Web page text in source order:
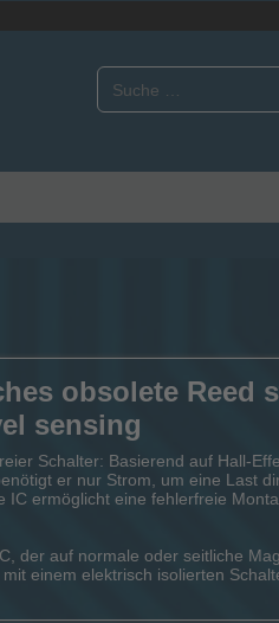
obsolete Reed
sensing
Schalter: Basierend auf Hall-
er nur Strom, um eine Last
ermöglicht eine fehlerfreie
der auf normale oder seitliche
einem elektrisch isolierten